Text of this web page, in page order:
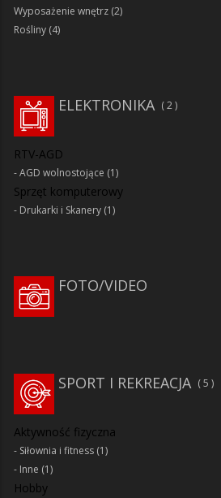
Wyposażenie wnętrz (2)
Rośliny (4)
2
ELEKTRONIKA
RTV-AGD
AGD wolnostojące (1)
Sprzęt komputerowy
Drukarki i Skanery (1)
FOTO/VIDEO
SPORT I REKREACJA 5
Aktywność fizyczna
Siłownia i fitness (1)
Inne (1)
Hobby